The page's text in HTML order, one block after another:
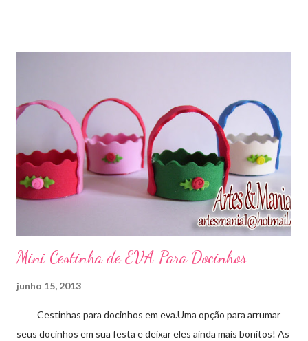
Mini Cestinha de EVA Para Docinhos
junho 15, 2013
Cestinhas para docinhos em eva.Uma opção para arrumar
seus docinhos em sua festa e deixar eles ainda mais bonitos! As